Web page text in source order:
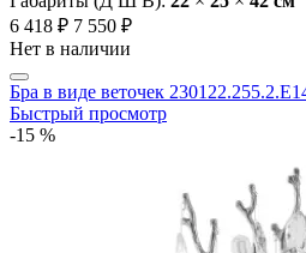
6 418 ₽ 7 550 ₽
Нет в наличии
Бра в виде веточек
Быстрый просмотр
-15 %